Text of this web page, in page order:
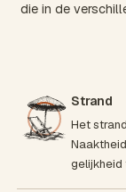
die in de
Strand
Het
gelijkheid